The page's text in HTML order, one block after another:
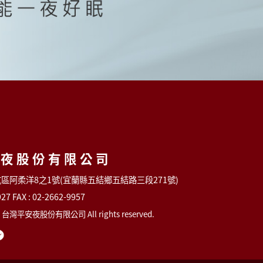
股份有限公司
阿柔洋8之1號(宜蘭縣五結鄉五結路三段271號)
FAX : 02-2662-9957
灣平安夜股份有限公司 All rights reserved.